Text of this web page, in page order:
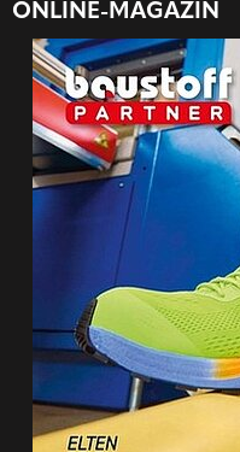
ONLINE-MAGAZIN